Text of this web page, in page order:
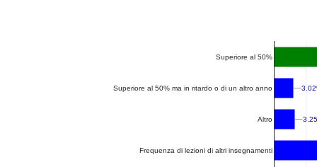
Superiore al 50%
Superiore al 50% ma in ritardo o di un altro anno
Altro
Frequenza di lezioni di altri insegnamenti